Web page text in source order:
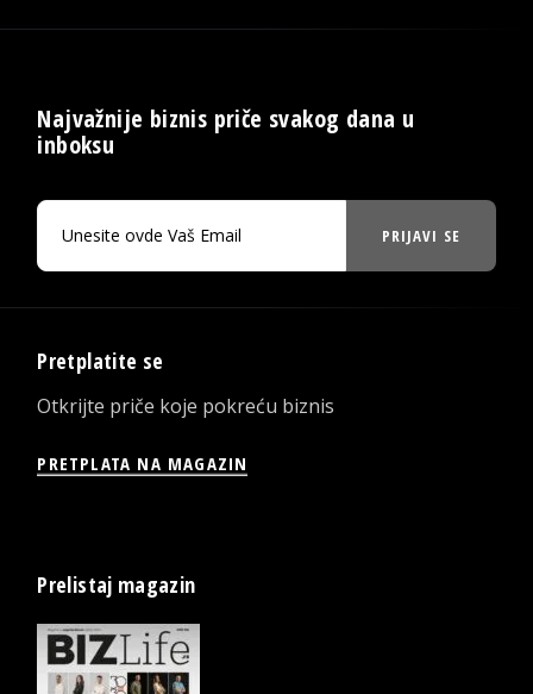
Najvažnije biznis priče svakog dana u
inboksu
PRIJAVI SE
Pretplatite se
Otkrijte priče koje pokreću biznis
PRETPLATA NA MAGAZIN
Prelistaj magazin